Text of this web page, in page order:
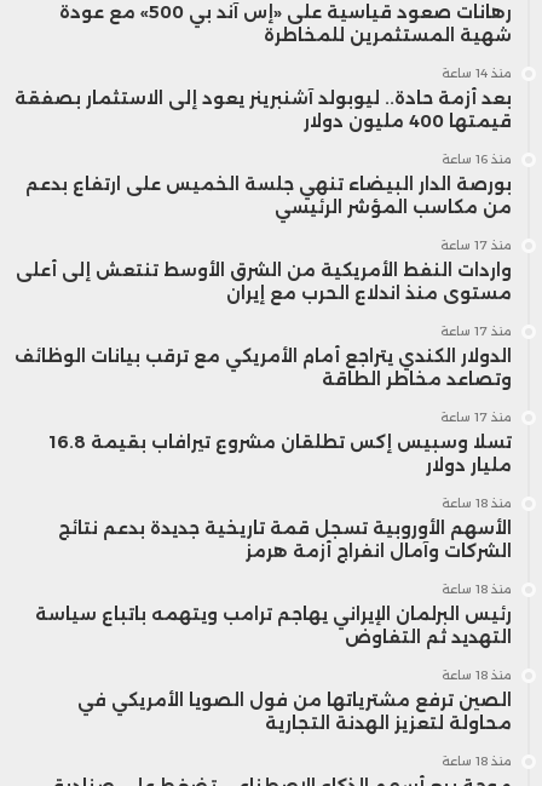
رهانات صعود قياسية على «إس آند بي 500» مع عودة
شهية المستثمرين للمخاطرة
منذ 14 ساعة
بعد أزمة حادة.. ليوبولد آشنبرينر يعود إلى الاستثمار بصفقة
قيمتها 400 مليون دولار
منذ 16 ساعة
بورصة الدار البيضاء تنهي جلسة الخميس على ارتفاع بدعم
من مكاسب المؤشر الرئيسي
منذ 17 ساعة
واردات النفط الأمريكية من الشرق الأوسط تنتعش إلى أعلى
مستوى منذ اندلاع الحرب مع إيران
منذ 17 ساعة
الدولار الكندي يتراجع أمام الأمريكي مع ترقب بيانات الوظائف
وتصاعد مخاطر الطاقة
منذ 17 ساعة
تسلا وسبيس إكس تطلقان مشروع تيرافاب بقيمة 16.8
مليار دولار
منذ 18 ساعة
الأسهم الأوروبية تسجل قمة تاريخية جديدة بدعم نتائج
الشركات وآمال انفراج أزمة هرمز
منذ 18 ساعة
رئيس البرلمان الإيراني يهاجم ترامب ويتهمه باتباع سياسة
التهديد ثم التفاوض
منذ 18 ساعة
الصين ترفع مشترياتها من فول الصويا الأمريكي في
محاولة لتعزيز الهدنة التجارية
منذ 18 ساعة